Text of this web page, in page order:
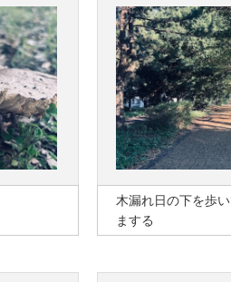
木漏れ日の下を歩
まする